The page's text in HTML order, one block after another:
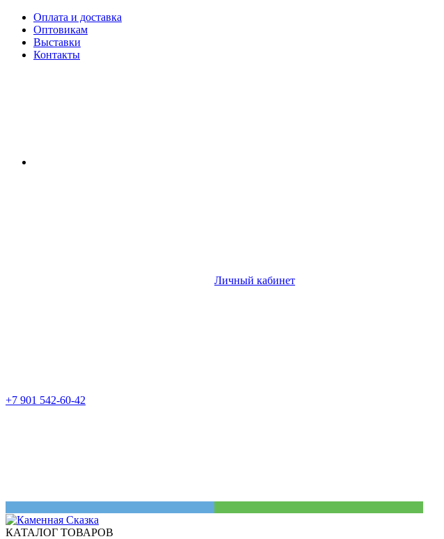
Оплата и доставка
Оптовикам
Выставки
Контакты
Личный кабинет
+7 901 542-60-42
КАТАЛОГ ТОВАРОВ